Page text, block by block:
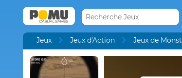
Jeux Jeux d'Action Jeux de